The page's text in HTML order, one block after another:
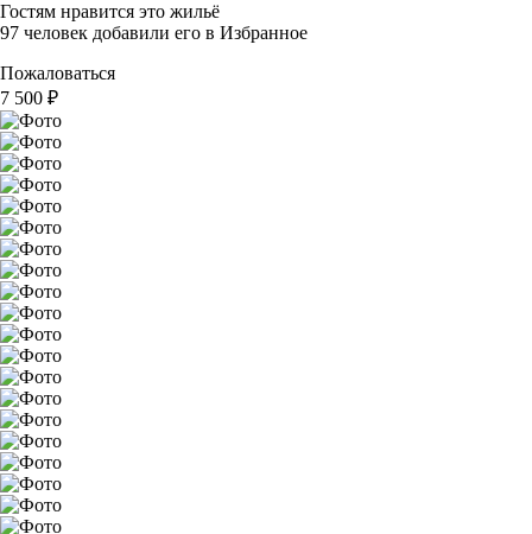
Гостям нравится это жильё
97 человек добавили его в Избранное
Пожаловаться
7 500 ₽